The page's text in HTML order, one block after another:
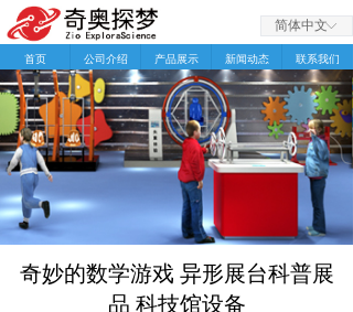
ꀅ
简体中文
首页 公司介绍 产品展示 新闻动态 联系我们
奇妙的数学游戏 异形展台科普展
品 科技馆设备